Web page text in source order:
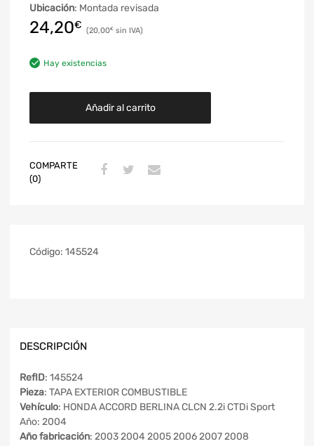
Ubicación: Montada revisada
24,20€ 20,00€
Hay existencias
Añadir al carrito
COMPARTE
(0)
Código: 145524
DESCRIPCIÓN
RefID: 145524
Pieza: TAPA EXTERIOR COMBUSTIBLE
Vehículo: HONDA ACCORD BERLINA CLCN 2.2i CTDi Sport
Año: 2004
Año fabricación: 2003 2004 2005 2006 2007 2008